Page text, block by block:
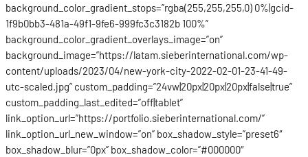
background_color_gradient_stops=”rgba(255,255,255,0) 0%|gcid-
1f9b0bb3-481a-49f1-9fe6-999fc3c3182b 100%”
background_color_gradient_overlays_image=”on”
background_image=”https://latam.sieberinternational.com/wp-
content/uploads/2023/04/new-york-city-2022-02-01-23-41-49-
utc-scaled.jpg” custom_padding=”24vw|20px|20px|20px|false|true”
custom_padding_last_edited=”off|tablet”
link_option_url=”https://portfolio.sieberinternational.com/”
link_option_url_new_window=”on” box_shadow_style=”preset6″
box_shadow_blur=”0px” box_shadow_color=”#000000″